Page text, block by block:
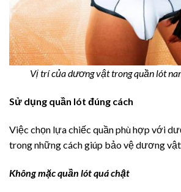
Vị trí của dương vật trong quần lót
Sử dụng quần lót đúng cách
Việc chọn lựa chiếc quần phù hợp với
trong những cách giúp bảo vệ dương
Không mặc quần lót quá chật